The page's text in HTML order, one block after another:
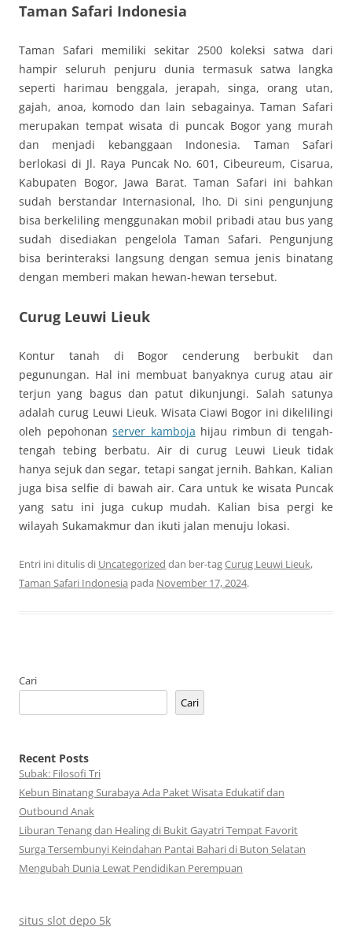
Taman Safari Indonesia
Taman Safari memiliki sekitar 2500 koleksi satwa dari
hampir seluruh penjuru dunia termasuk satwa langka
seperti harimau benggala, jerapah, singa, orang utan,
gajah, anoa, komodo dan lain sebagainya. Taman Safari
merupakan tempat wisata di puncak Bogor yang murah
dan menjadi kebanggaan Indonesia. Taman Safari
berlokasi di Jl. Raya Puncak No. 601, Cibeureum, Cisarua,
Kabupaten Bogor, Jawa Barat. Taman Safari ini bahkan
sudah berstandar Internasional, lho. Di sini pengunjung
bisa berkeliling menggunakan mobil pribadi atau bus yang
sudah disediakan pengelola Taman Safari. Pengunjung
bisa berinteraksi langsung dengan semua jenis binatang
dengan memberi makan hewan-hewan tersebut.
Curug Leuwi Lieuk
Kontur tanah di Bogor cenderung berbukit dan
pegunungan. Hal ini membuat banyaknya curug atau air
terjun yang bagus dan patut dikunjungi. Salah satunya
adalah curug Leuwi Lieuk. Wisata Ciawi Bogor ini dikelilingi
oleh pepohonanserver kamboja hijau rimbun di tengah-
tengah tebing berbatu. Air di curug Leuwi Lieuk tidak
hanya sejuk dan segar, tetapi sangat jernih. Bahkan, Kalian
juga bisa selfie di bawah air. Cara untuk ke wisata Puncak
yang satu ini juga cukup mudah. Kalian bisa pergi ke
wilayah Sukamakmur dan ikuti jalan menuju lokasi.
Entri ini ditulis di Uncategorized dan ber-tagCurug Leuwi Lieuk,
Taman Safari Indonesia pada November 17, 2024.
Cari
Cari
Recent Posts
Subak: Filosofi Tri
Kebun Binatang Surabaya Ada Paket Wisata Edukatif dan
Outbound Anak
Liburan Tenang dan Healing di Bukit Gayatri Tempat Favorit
Surga Tersembunyi Keindahan Pantai Bahari di Buton Selatan
Mengubah Dunia Lewat Pendidikan Perempuan
situs slot depo 5k